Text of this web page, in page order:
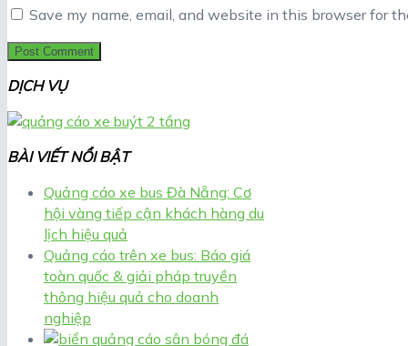
Save my name, email, and website in this browser for
DỊCH VỤ
BÀI VIẾT NỔI BẬT
Quảng cáo xe bus Đà Nẵng: Cơ
hội vàng tiếp cận khách hàng du
lịch hiệu quả
Quảng cáo trên xe bus: Báo giá
toàn quốc & giải pháp truyền
thông hiệu quả cho doanh
nghiệp